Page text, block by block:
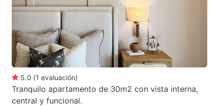
5.0 (1 evaluación)
Tranquilo apartamento de 30m2 con vista interna,
central y funcional.